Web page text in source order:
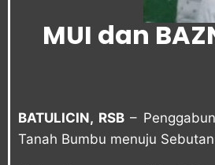
MUI dan
BATULICIN, RSB–
Tanah Bumbu menuju